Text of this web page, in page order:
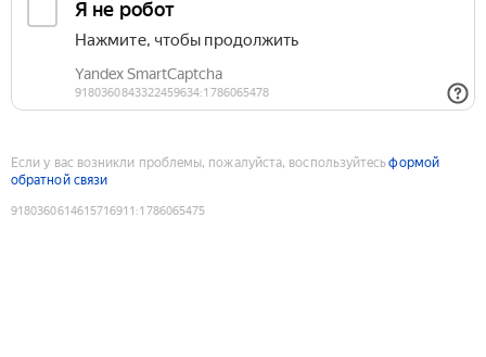
Если у вас возникли проблемы, пожалуйста, воспользуйтесьформой
обратной связи
9180360614615716911 :1786065475